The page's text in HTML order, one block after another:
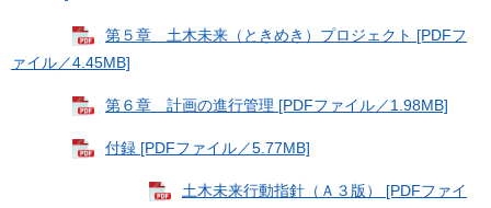
第５章 土木未来（ときめき）プロジェクト [PDFフ
ァイル／4.45MB]
第６章 計画の進行管理 [PDFファイル／1.98MB]
付録 [PDFファイル／5.77MB]
土木未来行動指針（Ａ３版） [PDFファイ